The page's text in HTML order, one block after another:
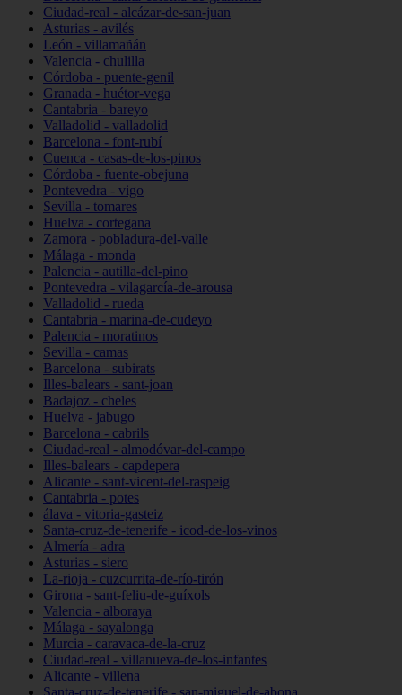
Ciudad-real - alcázar-de-san-juan
Asturias - avilés
León - villamañán
Valencia - chulilla
Córdoba - puente-genil
Granada - huétor-vega
Cantabria - bareyo
Valladolid - valladolid
Barcelona - font-rubí
Cuenca - casas-de-los-pinos
Córdoba - fuente-obejuna
Pontevedra - vigo
Sevilla - tomares
Huelva - cortegana
Zamora - pobladura-del-valle
Málaga - monda
Palencia - autilla-del-pino
Pontevedra - vilagarcía-de-arousa
Valladolid - rueda
Cantabria - marina-de-cudeyo
Palencia - moratinos
Sevilla - camas
Barcelona - subirats
Illes-balears - sant-joan
Badajoz - cheles
Huelva - jabugo
Barcelona - cabrils
Ciudad-real - almodóvar-del-campo
Illes-balears - capdepera
Alicante - sant-vicent-del-raspeig
Cantabria - potes
álava - vitoria-gasteiz
Santa-cruz-de-tenerife - icod-de-los-vinos
Almería - adra
Asturias - siero
La-rioja - cuzcurrita-de-río-tirón
Girona - sant-feliu-de-guíxols
Valencia - alboraya
Málaga - sayalonga
Murcia - caravaca-de-la-cruz
Ciudad-real - villanueva-de-los-infantes
Alicante - villena
Santa-cruz-de-tenerife - san-miguel-de-abona